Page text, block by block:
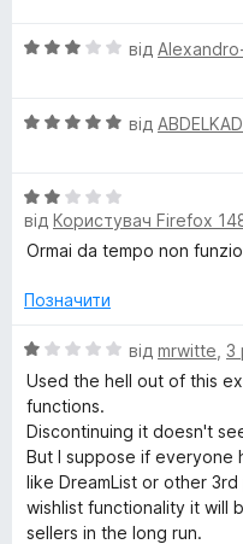
5
н
4
О
н
3
з
5
від
О
н
к
а
з
від
О
ц
к
2
з
5
від Користувач Firefox
Ormai da tempo non
Позначити
О
ц
н
к
а
1
з
від mrwitte 3
Used the hell out of this
functions.
Discontinuing it doesn't
But I suppose if everyone
like DreamList or other
wishlist functionality it will
sellers in the long run.